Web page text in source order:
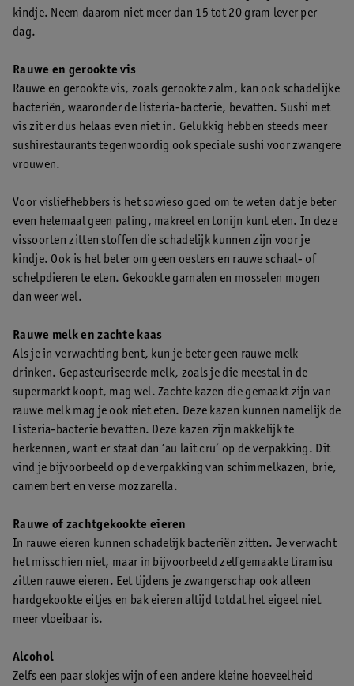
kindje. Neem daarom niet meer dan 15 tot 20 gram lever per
dag.
Rauwe en gerookte vis
Rauwe en gerookte vis, zoals gerookte zalm, kan ook schadelijke
bacteriën, waaronder de listeria-bacterie, bevatten. Sushi met
vis zit er dus helaas even niet in. Gelukkig hebben steeds meer
sushirestaurants tegenwoordig ook speciale sushi voor zwangere
vrouwen.
Voor visliefhebbers is het sowieso goed om te weten dat je beter
even helemaal geen paling, makreel en tonijn kunt eten. In deze
vissoorten zitten stoffen die schadelijk kunnen zijn voor je
kindje. Ook is het beter om geen oesters en rauwe schaal- of
schelpdieren te eten. Gekookte garnalen en mosselen mogen
dan weer wel.
Rauwe melk en zachte kaas
Als je in verwachting bent, kun je beter geen rauwe melk
drinken. Gepasteuriseerde melk, zoals je die meestal in de
supermarkt koopt, mag wel. Zachte kazen die gemaakt zijn van
rauwe melk mag je ook niet eten. Deze kazen kunnen namelijk de
Listeria-bacterie bevatten. Deze kazen zijn makkelijk te
herkennen, want er staat dan ‘au lait cru’ op de verpakking. Dit
vind je bijvoorbeeld op de verpakking van schimmelkazen, brie,
camembert en verse mozzarella.
Rauwe of zachtgekookte eieren
In rauwe eieren kunnen schadelijk bacteriën zitten. Je verwacht
het misschien niet, maar in bijvoorbeeld zelfgemaakte tiramisu
zitten rauwe eieren. Eet tijdens je zwangerschap ook alleen
hardgekookte eitjes en bak eieren altijd totdat het eigeel niet
meer vloeibaar is.
Alcohol
Zelfs een paar slokjes wijn of een andere kleine hoeveelheid